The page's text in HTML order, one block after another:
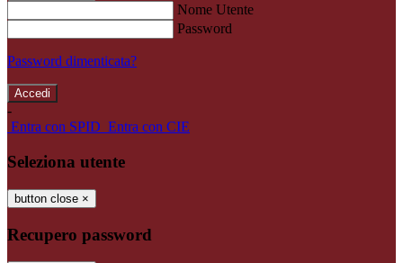
Nome Utente
Password
Password dimenticata?
-
Entra con SPID Entra con CIE
Seleziona utente
button close ×
Recupero password